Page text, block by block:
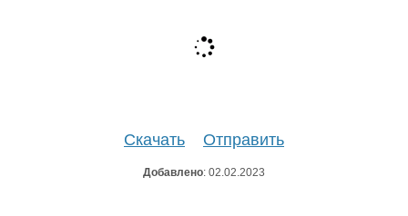
Скачать Отправить
Добавлено: 02.02.2023